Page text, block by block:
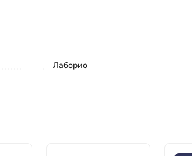
Лаборио